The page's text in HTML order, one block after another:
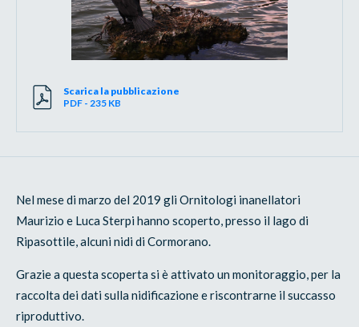
Scarica la pubblicazione
PDF - 235 KB
Nel mese di marzo del 2019 gli Ornitologi inanellatori
Maurizio e Luca Sterpi hanno scoperto, presso il lago di
Ripasottile, alcuni nidi di Cormorano.
Grazie a questa scoperta si è attivato un monitoraggio, per la
raccolta dei dati sulla nidificazione e riscontrarne il succasso
riproduttivo.